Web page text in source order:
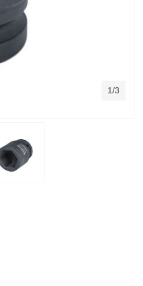
1/3